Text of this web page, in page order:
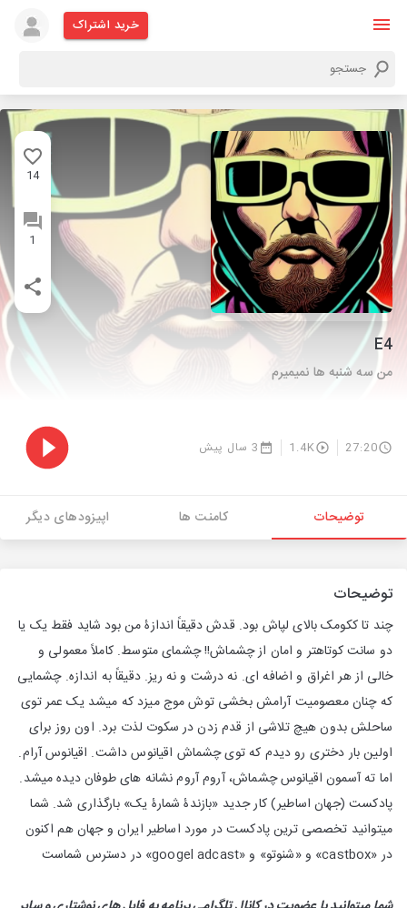
خرید اشتراک
14
1
E4
من سه شنبه ها نمیمیرم
27:20
1.4K 3 سال پیش
توضیحات کامنت ها اپیزودهای دیگر
توضیحات
چند تا کک­ومک بالای لپاش بود. قدش دقیقاً اندازۀ من بود شاید فقط یک یا
دو سانت کوتاه­تر و امان از چشماش!! چشمای متوسط. کاملاً معمولی و
خالی از هر اغراق و اضافه­ ای. نه درشت و نه ریز. دقیقاً به اندازه. چشمایی
که چنان معصومیت آرامش­ بخشی توش موج می­زد که می­شد یک عمر توی
ساحلش بدون هیچ تلاشی از قدم­ زدن در سکوت لذت برد. اون روز برای
اولین بار دختری رو دیدم که توی چشماش اقیانوس داشت. اقیانوس آرام.
اما ته آسمون اقیانوس چشماش، آروم ­آروم نشانه­ های طوفان دیده می­شد.
پادکست (جهان اساطیر) کار جدید «بازندۀ شمارۀ یک» بارگذاری شد. شما
میتوانید تخصصی ترین پادکست در مورد اساطیر ایران و جهان هم اکنون
در «castbox» و «شنوتو» و «googel adcast» در دسترس شماست